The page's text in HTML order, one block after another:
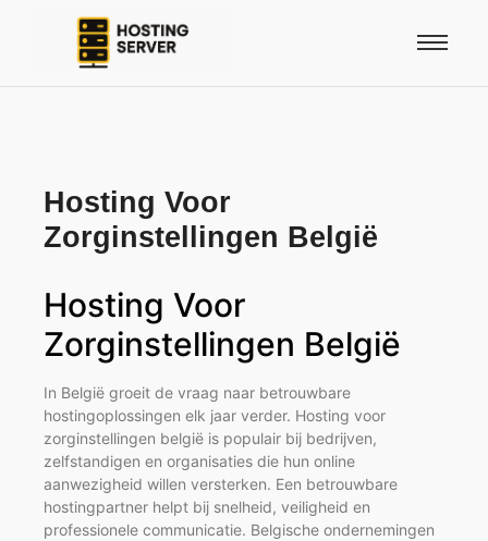
Hosting Voor
Zorginstellingen België
Hosting Voor
Zorginstellingen België
In België groeit de vraag naar betrouwbare
hostingoplossingen elk jaar verder. Hosting voor
zorginstellingen belgië is populair bij bedrijven,
zelfstandigen en organisaties die hun online
aanwezigheid willen versterken. Een betrouwbare
hostingpartner helpt bij snelheid, veiligheid en
professionele communicatie. Belgische ondernemingen